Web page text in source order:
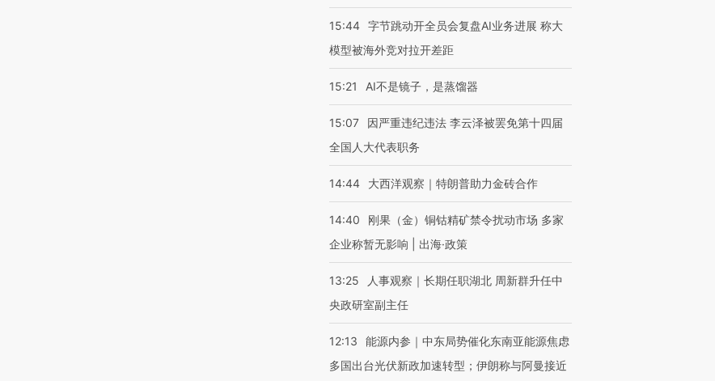
15:44 字节跳动开全员会复盘AI业务进展 称大
模型被海外竞对拉开差距
15:21 AI不是镜子，是蒸馏器
15:07
因严重违纪违法 李云泽被罢免第十四届
全国人大代表职务
14:44 大西洋观察｜特朗普助力金砖合作
14:40
刚果（金）铜钴精矿禁令扰动市场 多家
企业称暂无影响 | 出海·政策
13:25
人事观察｜长期任职湖北 周新群升任中
央政研室副主任
12:13
能源内参｜中东局势催化东南亚能源焦虑
多国出台光伏新政加速转型；伊朗称与阿曼接近